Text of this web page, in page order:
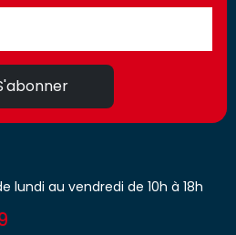
lundi au vendredi de 10h à 18h